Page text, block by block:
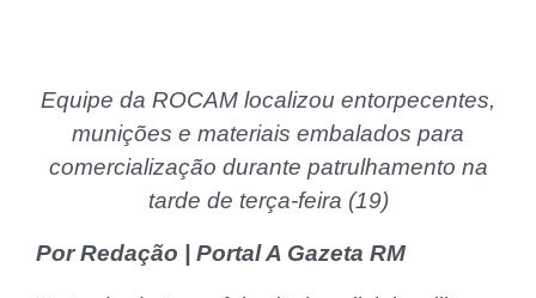
Equipe da ROCAM localizou entorpecentes,
munições e materiais embalados para
comercialização durante patrulhamento na
tarde de terça-feira (19)
Por Redação | Portal A Gazeta RM